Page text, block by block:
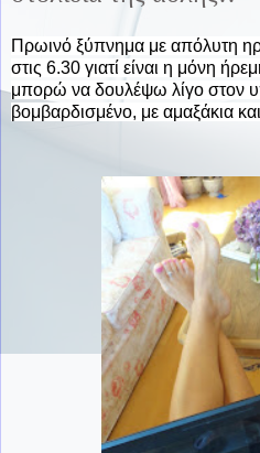
Πρωινό ξύπνημα με απόλυτη
στις 6.30 γιατί είναι η μόνη
μπορώ να δουλέψω λίγο στον
βομβαρδισμένο, με αμαξάκια